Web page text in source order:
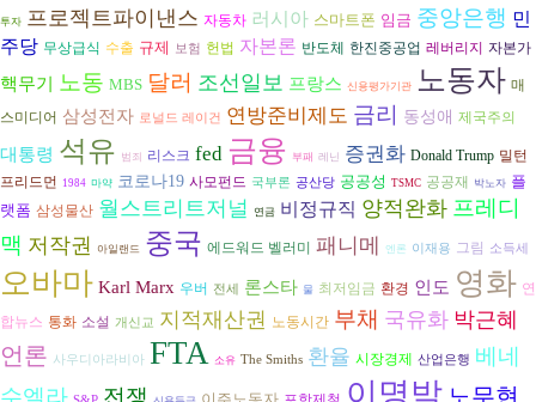
투자 프로젝트파이낸스 자동차 러시아 스마트폰 임금 중앙은행 민
주당 무상급식 수출 규제 보험 헌법 자본론 반도체 한진중공업 레버리지 자본가
핵무기 노동 MBS 달러 조선일보 프랑스 신용평가기관 노동자 매
스미디어 삼성전자 로널드 레이건 연방준비제도 금리 동성애 제국주의
대통령 석유 범죄 리스크 fed 금융 부패 레닌 증권화 Donald Trump 밀턴
프리드먼
1984 마약 코로나19 사모펀드 국부론 공산당 공공성 TSMC 공공재 박노자 플
랫폼 삼성물산 월스트리트저널 연금 비정규직 양적완화 프레디
맥 저작권 아일랜드 중국 에드워드 벨러미 패니메 엔론 이재용 그림 소득세
오바마 Karl Marx 우버 전세 론스타 물 최저임금 환경 인도 영화 연
합뉴스 통화 소설 개신교 지적재산권 노동시간 부채 국유화 박근혜
언론 사우디아라비아 FTA 소유 The Smiths 환율 시장경제 산업은행 베네
수엘라
전쟁 이명박 노무현